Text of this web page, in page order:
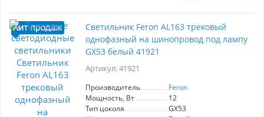
качественное освещение в любом интерьере
однофазный (ДПО) FERON AL103, 30W, 2700К
(теплый белый), 170-265V, 2700Lm, цвет
черный, корпус алюминий, рассеиватель
поликарбонат, вращение →360°/↓90°,
150*90*180 мм
Однофазные трековые системы - популярное
жилых помещений. Это лучший вариант для
создания акцентного освещения, они
подчеркнут детали интерьера или превратят
Светильник Feron AL163 трековый
однофазный на шинопровод под лампу
GX53 белый 41921
Артикул: 41921
Производитель
Feron
Мощность, Вт
12
Тип цоколя
GX53